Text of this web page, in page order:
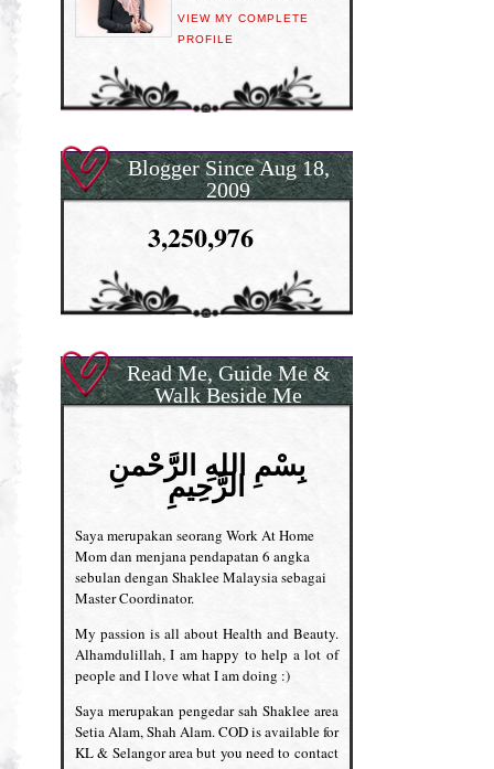
VIEW MY COMPLETE
PROFILE
Blogger Since Aug 18,
2009
3,250,976
Read Me, Guide Me &
Walk Beside Me
بِسْمِ اللهِ الرَّحْمنِ
الرَّحِيمِ
Saya merupakan seorang Work At Home
Mom dan menjana pendapatan 6 angka
sebulan dengan Shaklee Malaysia sebagai
Master Coordinator.
My passion is all about Health and Beauty.
Alhamdulillah, I am happy to help a lot of
people and I love what I am doing :)
Saya merupakan pengedar sah Shaklee area
Setia Alam, Shah Alam. COD is available for
KL & Selangor area but you need to contact